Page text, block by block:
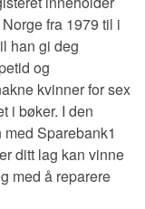
fra 1979 til i
han gi deg
og
kvinner for sex
i bøker. I den
Sparebank1
ditt lag kan vinne
med å reparere